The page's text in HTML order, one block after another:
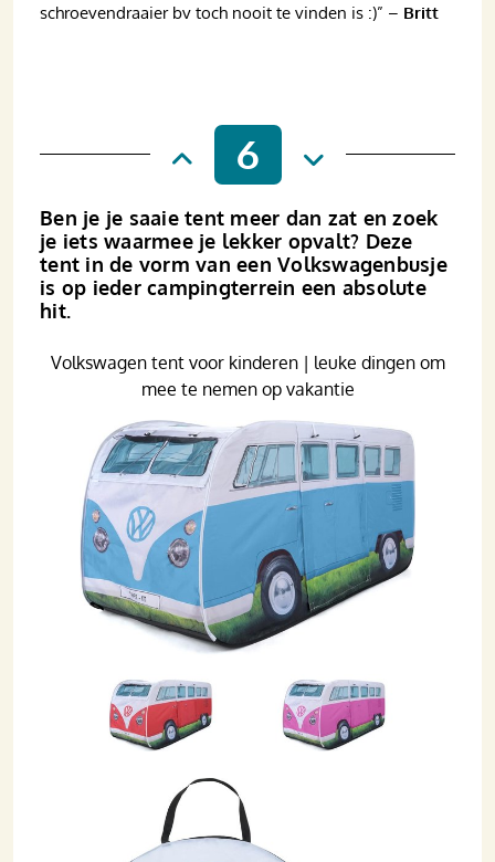
schroevendraaier bv toch nooit te vinden is :)” – Britt
6
Ben je je saaie tent meer dan zat en zoek
je iets waarmee je lekker opvalt? Deze
tent in de vorm van een Volkswagenbusje
is op ieder campingterrein een absolute
hit.
Volkswagen tent voor kinderen | leuke dingen om
mee te nemen op vakantie